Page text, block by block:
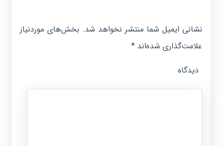
نشانی ایمیل شما منتشر نخواهد شد. بخش‌های موردنیاز
علامت‌گذاری شده‌اند*
دیدگاه